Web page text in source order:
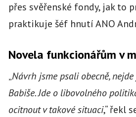
přes svěřenské fondy, jak to
praktikuje šéf hnutí ANO
Novela funkcionářům v
„Návrh jsme psali obecně,
Babiše. Jde o libovolného
ocitnout v takové situaci,“ řekl